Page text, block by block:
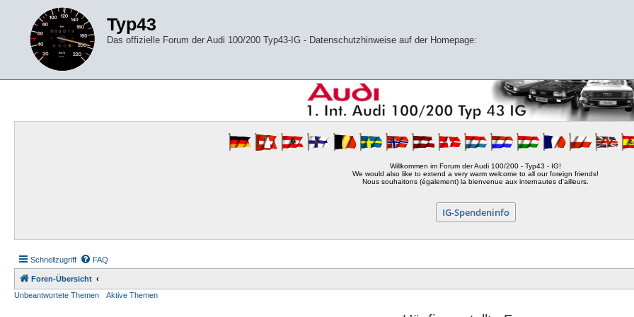
Typ43
Das offizielle Forum der Audi 100/200 Typ43-IG - Datenschutzhinweise auf der Homepage:
Willkommen im Forum der Audi 100/200 - Typ43 - IG!
We would also like to extend a very warm welcome to all our foreign friends!
Nous souhaitons (également) la bienvenue aux internautes d'ailleurs.
IG-Spendeninfo
Schnellzugriff FAQ
Foren-Übersicht
Unbeantwortete Themen
Aktive Themen